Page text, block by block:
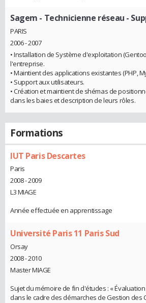
Sagem - Technicienne réseau -
PARIS
2006 - 2007
• Installation de Système d'exploitation
l'entreprise.
• Maintient des applications existantes (PHP,
• Support aux utilisateurs.
• Création et maintient de shémas de
dans les baies et description de leurs rôles.
Formations
IUT Paris Descartes
Paris
2008 - 2009
L3 MIAGE
Année effectuée en apprentissage
Université Paris 11 Paris Sud
Orsay
2008 - 2010
Master MIAGE
Sujet du mémoire de fin d'études : «
dans le cadre des démarches de Gestion des